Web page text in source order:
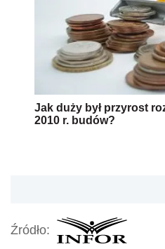
Jak duży był przyrost
2010 r. budów?
Źródło: